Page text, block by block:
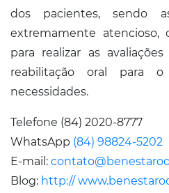
dos pacientes, sendo
extremamente atencioso,
para realizar as
reabilitação oral para
necessidades.
Telefone (84) 2020-8777
WhatsApp (84) 98824-5202
E-mail:
Blog: http://